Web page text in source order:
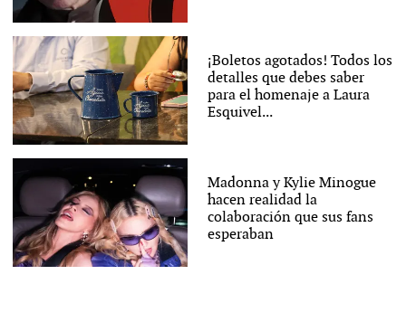
¡Boletos agotados! Todos los
detalles que debes saber
para el homenaje a Laura
Esquivel...
Madonna y Kylie Minogue
hacen realidad la
colaboración que sus fans
esperaban